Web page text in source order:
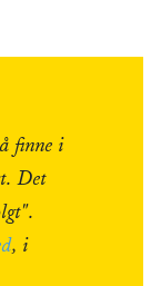
finne i
Det
, i